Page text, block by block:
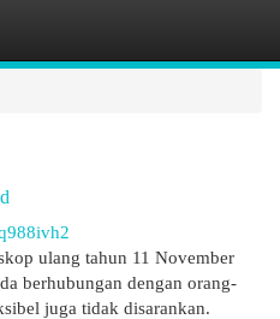
ulang tahun 11 November
berhubungan dengan orang-
juga tidak disarankan.